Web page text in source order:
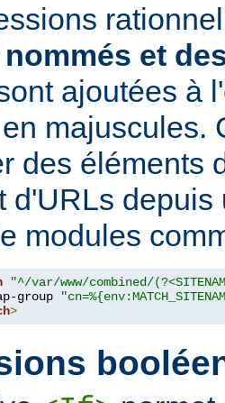
et
ajoutées à
majuscules.
des éléments
d'URLs
modules
"^/var/www/combined/
group
>